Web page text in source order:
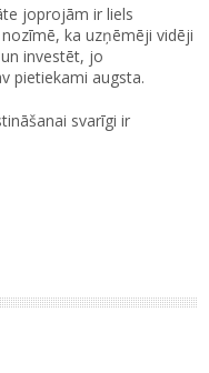
joprojām ir liels
ka uzņēmēji vidēji
investēt, jo
pietiekami augsta.
svarīgi ir